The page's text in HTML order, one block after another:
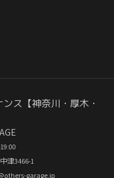
ス【神奈川・厚木・
津3466-1
garage.jp